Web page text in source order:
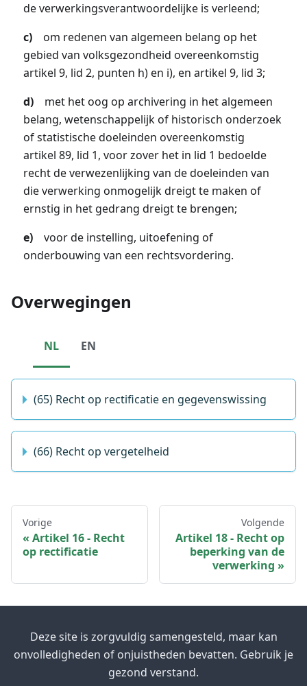
de verwerkingsverantwoordelijke is verleend;
c)
om redenen van algemeen belang op het
gebied van volksgezondheid overeenkomstig
artikel 9, lid 2, punten h) en i), en artikel 9, lid 3;
d)
met het oog op archivering in het algemeen
belang, wetenschappelijk of historisch onderzoek
of statistische doeleinden overeenkomstig
artikel 89, lid 1, voor zover het in lid 1 bedoelde
recht de verwezenlijking van de doeleinden van
die verwerking onmogelijk dreigt te maken of
ernstig in het gedrang dreigt te brengen;
e)
voor de instelling, uitoefening of
onderbouwing van een rechtsvordering.
Overwegingen
NL EN
(65) Recht op rectificatie en gegevenswissing
(66) Recht op vergetelheid
Vorige
Artikel 16 - Recht
op rectificatie
Volgende
Artikel 18 - Recht op
beperking van de
verwerking
Deze site is zorgvuldig samengesteld, maar kan
onvolledigheden of onjuistheden bevatten. Gebruik je
gezond verstand.